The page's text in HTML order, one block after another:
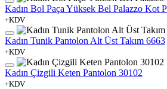
Kadın Bol Paça Yüksek Bel Palazzo Kot
+KDV
Kadın Tunik Pantolon Alt Üst Takım 6663
+KDV
Kadın Çizgili Keten Pantolon 30102
+KDV